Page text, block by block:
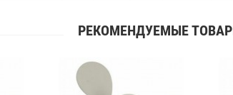
РЕКОМЕНДУЕМЫЕ